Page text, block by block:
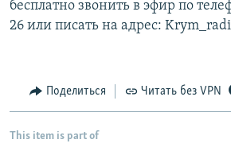
бесплатно звонить в эфир по
26 или писать на адрес:
Поделиться Читать без VPN
This item is part of